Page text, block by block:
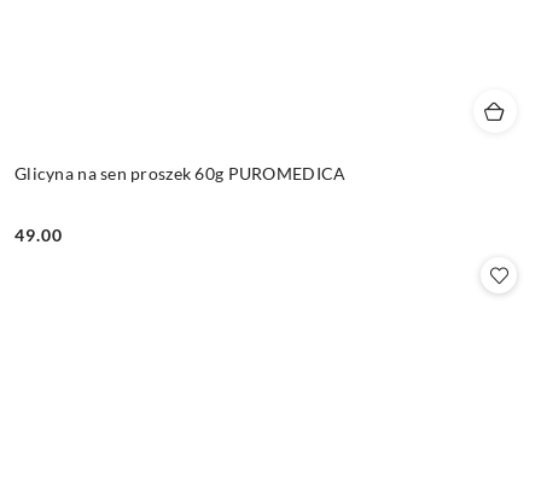
Glicyna na sen proszek 60g PUROMEDICA
Cena:
49.00